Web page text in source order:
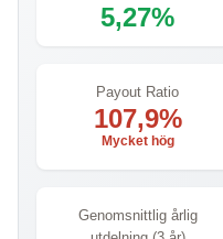
5,27%
Payout Ratio
107,9%
Mycket hög
Genomsnittlig årlig